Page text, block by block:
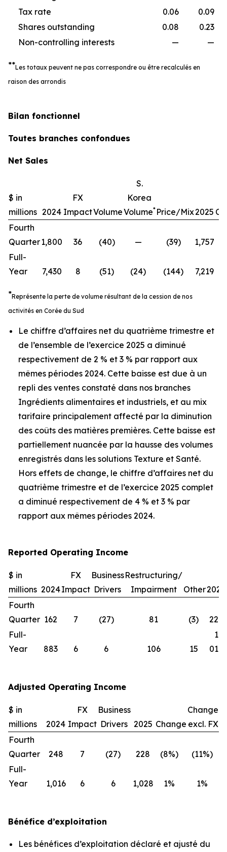
Tax rate
0.06
0.09
Shares outstanding
0.08
0.23
Non-controlling interests
— —
**Les totaux peuvent ne pas correspondre ou être recalculés en
raison des arrondis
Bilan fonctionnel
Toutes branches confondues
Net Sales
$ in
millions 2024
FX
ImpactVolume
S.
Korea
Volume* Price/Mix2025
Fourth
Quarter1,800 36 (40) — (39) 1,757
Full-
Year
7,430 8 (51) (24) (144) 7,219
*Représente la perte de volume résultant de la cession de nos
activités en Corée du Sud
Le chiffre d’affaires net du quatrième trimestre et
de l’ensemble de l’exercice 2025 a diminué
respectivement de 2 % et 3 % par rapport aux
mêmes périodes 2024. Cette baisse est due à un
repli des ventes constaté dans nos branches
Ingrédients alimentaires et industriels, et au mix
tarifaire principalement affecté par la diminution
des coûts des matières premières. Cette baisse est
partiellement nuancée par la hausse des volumes
enregistrés dans les solutions Texture et Santé.
Hors effets de change, le chiffre d’affaires net du
quatrième trimestre et de l’exercice 2025 complet
a diminué respectivement de 4 % et 3 % par
rapport aux mêmes périodes 2024.
Reported Operating Income
$ in
millions 2024
FX
Impact
Business
Drivers
Restructuring/
Impairment
Other2025
Fourth
Quarter 162 7 (27) 81 (3)
220
Full-
Year
883 6 6 106 15
1
016
Adjusted Operating Income
$ in
millions
2024
FX
Impact
Business
Drivers 2025 Change
Change
excl. FX
Fourth
Quarter
248 7 (27) 228 (8%)
(11%)
Full-
Year
1,016 6 6 1,028 1% 1%
Bénéfice d’exploitation
Les bénéfices d’exploitation déclaré et ajusté du